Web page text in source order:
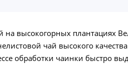
высокогорных плантациях
чай высокого
обработки чаинки быстро